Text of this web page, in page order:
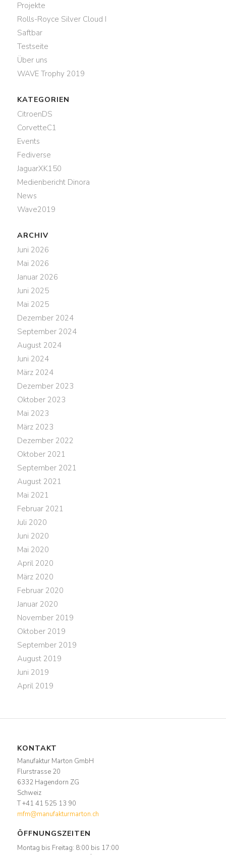
Projekte
Rolls-Royce Silver Cloud I
Saftbar
Testseite
Über uns
WAVE Trophy 2019
KATEGORIEN
CitroenDS
CorvetteC1
Events
Fediverse
JaguarXK150
Medienbericht Dinora
News
Wave2019
ARCHIV
Juni 2026
Mai 2026
Januar 2026
Juni 2025
Mai 2025
Dezember 2024
September 2024
August 2024
Juni 2024
März 2024
Dezember 2023
Oktober 2023
Mai 2023
März 2023
Dezember 2022
Oktober 2021
September 2021
August 2021
Mai 2021
Februar 2021
Juli 2020
Juni 2020
Mai 2020
April 2020
März 2020
Februar 2020
Januar 2020
November 2019
Oktober 2019
September 2019
August 2019
Juni 2019
April 2019
KONTAKT
Manufaktur Marton GmbH
Flurstrasse 20
6332 Hagendorn ZG
Schweiz
T +41 41 525 13 90
mfm@manufakturmarton.ch
ÖFFNUNGSZEITEN
Montag bis Freitag: 8:00 bis 17:00